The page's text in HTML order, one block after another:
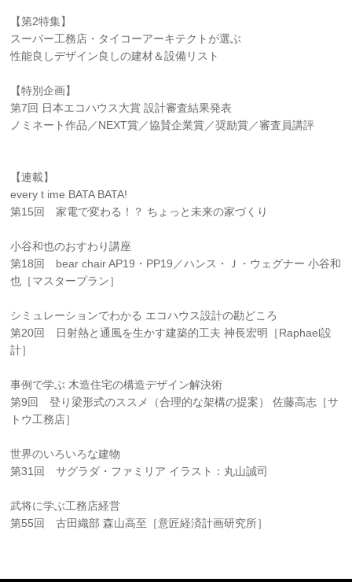
【第2特集】
スーパー工務店・タイコーアーキテクトが選ぶ
性能良しデザイン良しの建材＆設備リスト
【特別企画】
第7回 日本エコハウス大賞 設計審査結果発表
ノミネート作品／NEXT賞／協賛企業賞／奨励賞／審査員講評
【連載】
every t ime BATA BATA!
第15回 家電で変わる！？ ちょっと未来の家づくり
小谷和也のおすわり講座
第18回 bear chair AP19・PP19／ハンス・Ｊ・ウェグナー 小谷和
也［マスタープラン］
シミュレーションでわかる エコハウス設計の勘どころ
第20回 日射熱と通風を生かす建築的工夫 神長宏明［Raphael設
計］
事例で学ぶ 木造住宅の構造デザイン解決術
第9回 登り梁形式のススメ（合理的な架構の提案） 佐藤高志［サ
トウ工務店］
世界のいろいろな建物
第31回 サグラダ・ファミリア イラスト：丸山誠司
武将に学ぶ工務店経営
第55回 古田織部 森山高至［意匠経済計画研究所］